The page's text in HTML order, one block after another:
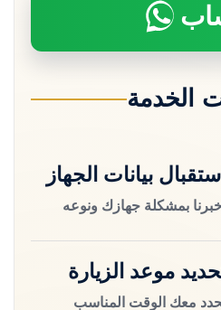
الخدمة
استقبال بيانات الجهاز
بمشكلة جهازك ونوعه
موعد الزيارة
معك الوقت المناسب